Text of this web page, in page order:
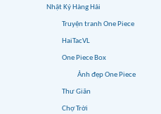
Nhật Ký Hàng Hải
Truyện tranh One Piece
HaiTacVL
One Piece Box
Ảnh đẹp One Piece
Thư Giãn
Chợ Trời